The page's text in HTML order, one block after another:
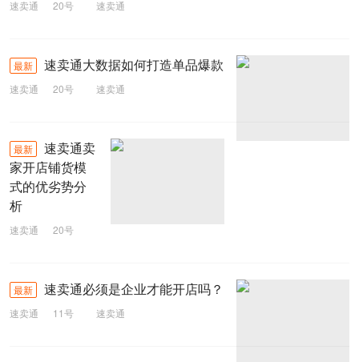
速卖通 20号 速卖通
最新 速卖通大数据如何打造单品爆款
速卖通 20号 速卖通
最新
速卖通卖
家开店铺货模
式的优劣势分
析
速卖通
20号
最新 速卖通必须是企业才能开店吗？
速卖通 11号 速卖通